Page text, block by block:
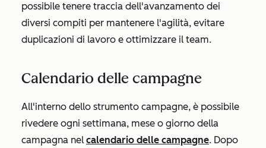
possibile tenere traccia dell'avanzamento dei
diversi compiti per mantenere l'agilità, evitare
duplicazioni di lavoro e ottimizzare il team.
Calendario delle campagne
All'interno dello strumento campagne, è possibile
rivedere ogni settimana, mese o giorno della
campagna nel calendario delle campagne. Dopo